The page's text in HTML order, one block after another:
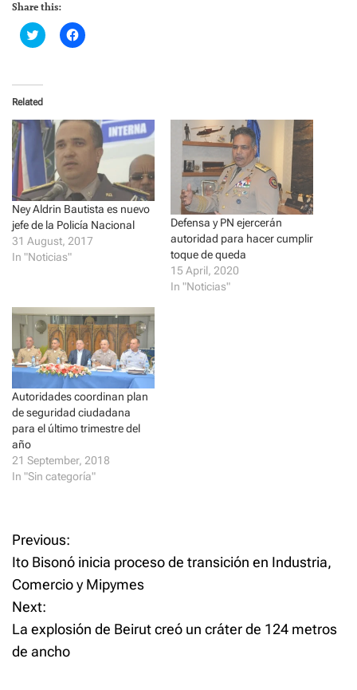
Share this:
C
l
t
o
s
a
r
e
o
n
T
w
i
t
t
e
r
(
O
i
n
n
e
w
w
i
n
d
w
)
C
l
a
r
e
a
c
e
b
o
o
s
i
n
n
e
w
w
i
n
d
o
w
)
Related
Ney Aldrin Bautista es nuevo
jefe de la Policía Nacional
31 August, 2017
In "Noticias"
Defensa y PN ejercerán
autoridad para hacer cumplir
toque de queda
15 April, 2020
In "Noticias"
Autoridades coordinan plan
de seguridad ciudadana
para el último trimestre del
año
21 September, 2018
In "Sin categoría"
P
o
s
t
Previous:
Ito Bisonó inicia proceso de transición en Industria,
Comercio y Mipymes
Next:
La explosión de Beirut creó un cráter de 124 metros
de ancho